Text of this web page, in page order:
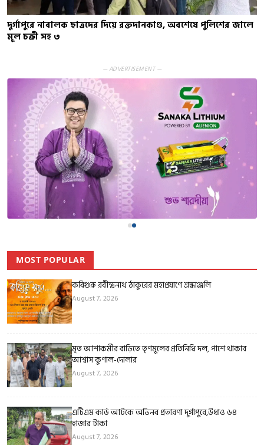
দুর্গাপুরে নাবালক ছাত্রদের দিয়ে রক্তদানকাণ্ড, অবশেষে পুলিশের জালে
মূল চক্রী সহ ৩
— ADVERTISEMENT —
MOST POPULAR
কবিগুরু রবীন্দ্রনাথ ঠাকুরের মহাপ্রয়াণে শ্রদ্ধাঞ্জলি
August 7, 2026
মৃত আশাকর্মীর বাড়িতে তৃণমূলের প্রতিনিধি দল, পাশে থাকার
আশ্বাস কুণাল-দোলার
August 7, 2026
এটিএম কার্ড আটকে অভিনব প্রতারণা দুর্গাপুরে,উধাও ৬৪
হাজার টাকা
August 7, 2026